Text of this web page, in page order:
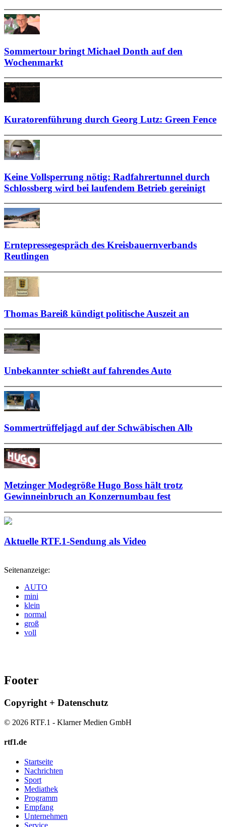
Sommertour bringt Michael Donth auf den
Wochenmarkt
Kuratorenführung durch Georg Lutz: Green Fence
Keine Vollsperrung nötig: Radfahrertunnel durch
Schlossberg wird bei laufendem Betrieb gereinigt
Erntepressegespräch des Kreisbauernverbands
Reutlingen
Thomas Bareiß kündigt politische Auszeit an
Unbekannter schießt auf fahrendes Auto
Sommertrüffeljagd auf der Schwäbischen Alb
Metzinger Modegröße Hugo Boss hält trotz
Gewinneinbruch an Konzernumbau fest
Aktuelle RTF.1-Sendung als Video
Seitenanzeige:
AUTO
mini
klein
normal
groß
voll
Footer
Copyright + Datenschutz
© 2026 RTF.1 - Klarner Medien GmbH
rtf1.de
Startseite
Nachrichten
Sport
Mediathek
Programm
Empfang
Unternehmen
Service